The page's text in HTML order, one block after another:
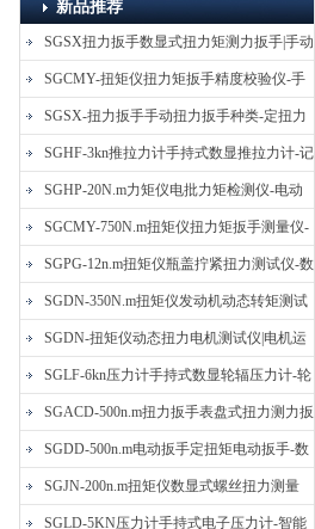
新品推荐
SGSX扭力扳手数显式扭力矩测力扳手|手动
定扭矩检测扳手
SGCMY-扭矩仪扭力矩扳手精度校验仪-手
动扳子扭矩校准仪
SGSX-扭力扳手手动扭力扳手种类-定扭力
矩检测扳手价格
SGHF-3kn推拉力计手持式数显推拉力计-记
忆数据拉压力测力计
SGHP-20N.m力矩仪电批力矩检测仪-电动
螺丝批扭力矩测试仪
SGCMY-750N.m扭矩仪扭力矩扳手测量仪-
校准扳手扭力精度测试仪
SGPG-12n.m扭矩仪瓶盖拧紧扭力测试仪-数
显式瓶盖扭力矩仪
SGDN-350N.m扭矩仪发动机动态转矩测试
仪-动态电机扭矩测量仪
SGDN-扭矩仪动态扭力电机测试仪|电机运
转摩擦力扭矩仪
SGLF-6kn压力计手持式数显轮辐压力计-轮
辐称重压力测力计
SGACD-500n.m扭力扳手表盘式扭力测力扳
手-表盘扭力矩检测扳手
SGDD-500n.m电动扳手定扭矩电动扳手-数
显式电动定扭力矩扳手
SGJN-200n.m扭矩仪数显式螺丝扭力测量
仪-螺栓扭力矩测试仪
SGLD-5KN压力计手持式电子压力计-智能